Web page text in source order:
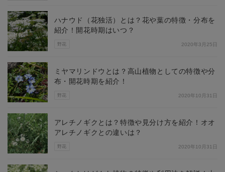
野花
ハナウド（花独活）とは？花や葉の特徴・分布を
紹介！開花時期はいつ？
2020年3月25日
野花
ミヤマリンドウとは？高山植物としての特徴や分
布・開花時期を紹介！
2020年10月31日
野花
アレチノギクとは？特徴や見分け方を紹介！オオ
アレチノギクとの違いは？
2020年10月31日